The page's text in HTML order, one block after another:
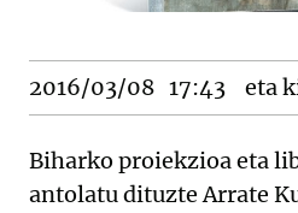
2016/03/08 17:43 eta
Biharko proiekzioa eta
antolatu dituzte Arrate